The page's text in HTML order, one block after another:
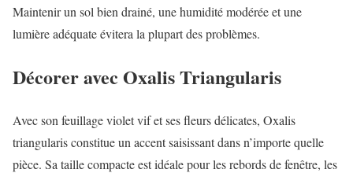
Maintenir un sol bien drainé, une humidité modérée et une
lumière adéquate évitera la plupart des problèmes.
Décorer avec Oxalis Triangularis
Avec son feuillage violet vif et ses fleurs délicates, Oxalis
triangularis constitue un accent saisissant dans n’importe quelle
pièce. Sa taille compacte est idéale pour les rebords de fenêtre, les